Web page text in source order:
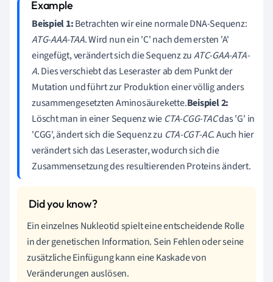
Beispiel 1:Betrachten wir eine normale DNA-Sequenz:
ATG-AAA-TAA. Wird nun ein 'C' nach dem ersten 'A'
eingefügt, verändert sich die Sequenz zuATC-GAA-ATA-
A. Dies verschiebt das Leseraster ab dem Punkt der
Mutation und führt zur Produktion einer völlig anders
zusammengesetzten Aminosäurekette.Beispiel 2:
Löscht man in einer Sequenz wie CTA-CGG-TACdas 'G' in
'CGG', ändert sich die Sequenz zu CTA-CGT-AC. Auch hier
verändert sich das Leseraster, wodurch sich die
Zusammensetzung des resultierenden Proteins ändert.
Ein einzelnes Nukleotid spielt eine entscheidende Rolle
in der genetischen Information. Sein Fehlen oder seine
zusätzliche Einfügung kann eine Kaskade von
Veränderungen auslösen.